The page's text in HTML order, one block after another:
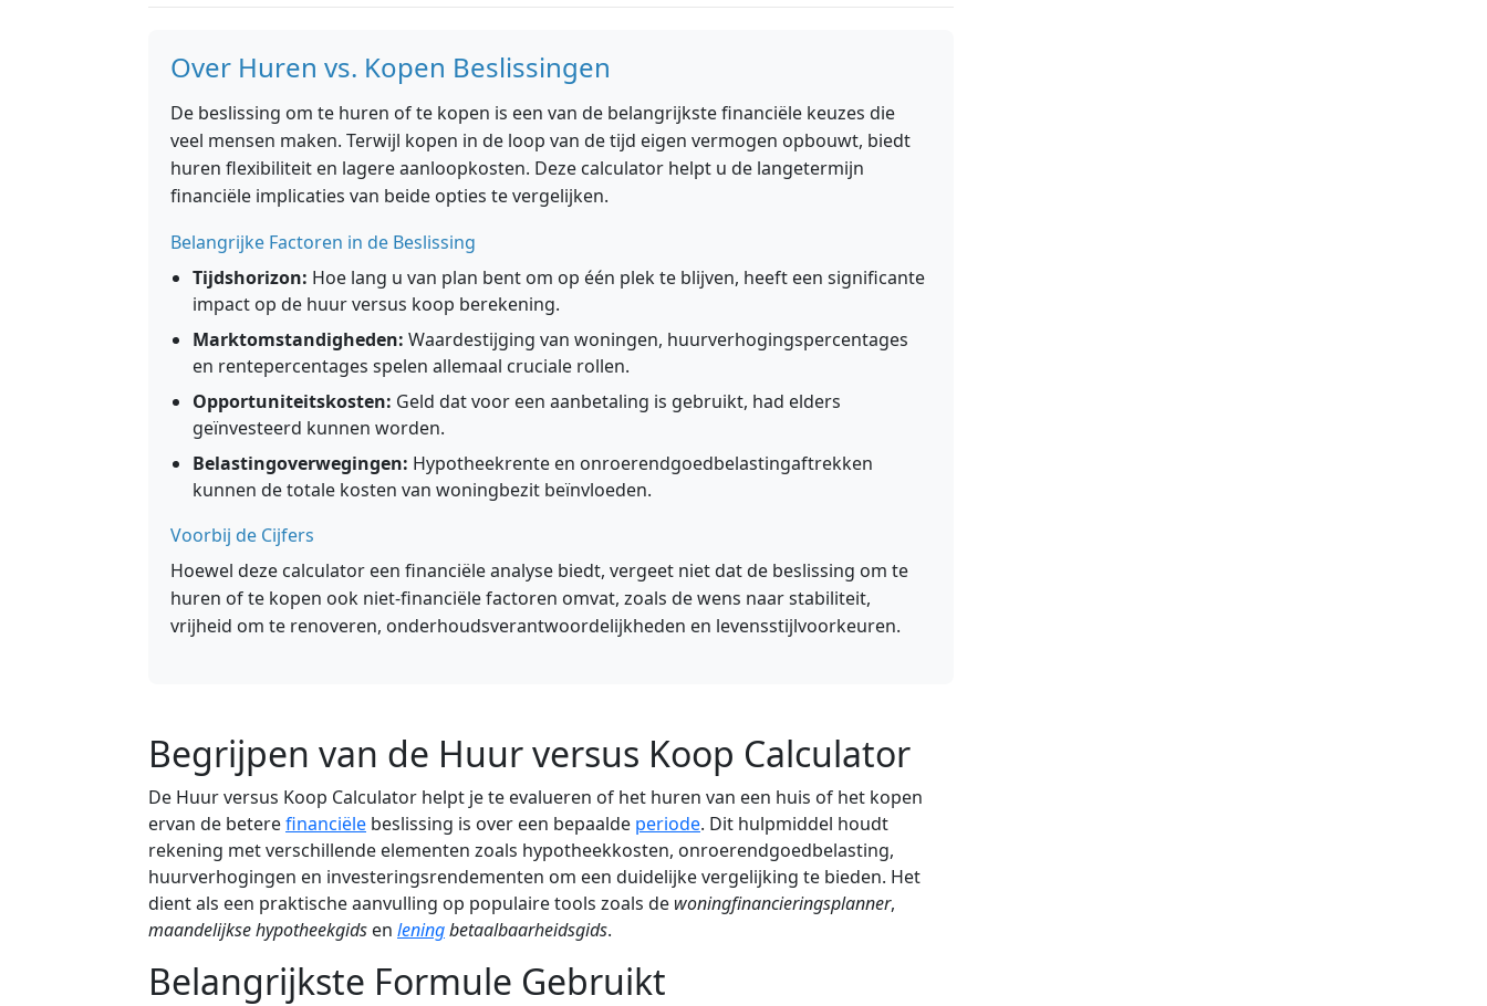
Over Huren vs. Kopen Beslissingen
De beslissing om te huren of te kopen is een van de belangrijkste financiële keuzes die
veel mensen maken. Terwijl kopen in de loop van de tijd eigen vermogen opbouwt, biedt
huren flexibiliteit en lagere aanloopkosten. Deze calculator helpt u de langetermijn
financiële implicaties van beide opties te vergelijken.
Belangrijke Factoren in de Beslissing
Tijdshorizon: Hoe lang u van plan bent om op één plek te blijven, heeft een significante
impact op de huur versus koop berekening.
Marktomstandigheden: Waardestijging van woningen, huurverhogingspercentages
en rentepercentages spelen allemaal cruciale rollen.
Opportuniteitskosten: Geld dat voor een aanbetaling is gebruikt, had elders
geïnvesteerd kunnen worden.
Belastingoverwegingen: Hypotheekrente en onroerendgoedbelastingaftrekken
kunnen de totale kosten van woningbezit beïnvloeden.
Voorbij de Cijfers
Hoewel deze calculator een financiële analyse biedt, vergeet niet dat de beslissing om te
huren of te kopen ook niet-financiële factoren omvat, zoals de wens naar stabiliteit,
vrijheid om te renoveren, onderhoudsverantwoordelijkheden en levensstijlvoorkeuren.
Begrijpen van de Huur versus Koop Calculator
De Huur versus Koop Calculator helpt je te evalueren of het huren van een huis of het kopen
ervan de beterefinanciële beslissing is over een bepaalde periode. Dit hulpmiddel houdt
rekening met verschillende elementen zoals hypotheekkosten, onroerendgoedbelasting,
huurverhogingen en investeringsrendementen om een duidelijke vergelijking te bieden. Het
dient als een praktische aanvulling op populaire tools zoals de woningfinancieringsplanner,
maandelijkse hypotheekgids en leningbetaalbaarheidsgids.
Belangrijkste Formule Gebruikt